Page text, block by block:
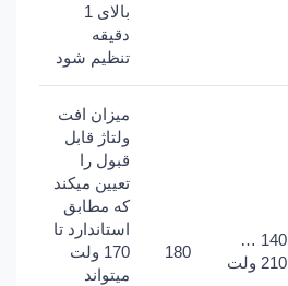
بالای 1
دقیقه
تنظیم شود
140 …
210 ولت
180
میزان افت
ولتاژ قابل
قبول را
تعیین میکند
که مطابق
استاندارد تا
170 ولت
میتواند